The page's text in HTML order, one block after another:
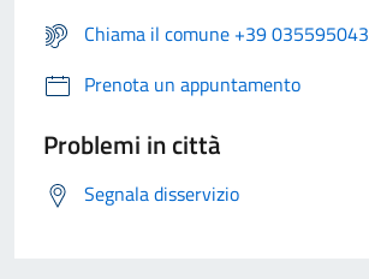
Chiama il comune +39 035595043
Prenota un appuntamento
Problemi in città
Segnala disservizio